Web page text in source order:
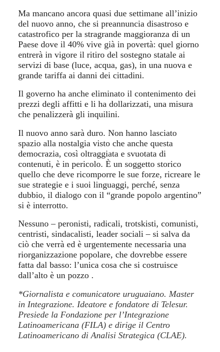
Ma mancano ancora quasi due settimane all’inizio
del nuovo anno, che si preannuncia disastroso e
catastrofico per la stragrande maggioranza di un
Paese dove il 40% vive già in povertà: quel giorno
entrerà in vigore il ritiro del sostegno statale ai
servizi di base (luce, acqua, gas), in una nuova e
grande tariffa ai danni dei cittadini.
Il governo ha anche eliminato il contenimento dei
prezzi degli affitti e li ha dollarizzati, una misura
che penalizzerà gli inquilini.
Il nuovo anno sarà duro. Non hanno lasciato
spazio alla nostalgia visto che anche questa
democrazia, così oltraggiata e svuotata di
contenuti, è in pericolo. È un soggetto storico
quello che deve ricomporre le sue forze, ricreare le
sue strategie e i suoi linguaggi, perché, senza
dubbio, il dialogo con il “grande popolo argentino”
si è interrotto.
Nessuno – peronisti, radicali, trotskisti, comunisti,
centristi, sindacalisti, leader sociali – si salva da
ciò che verrà ed è urgentemente necessaria una
riorganizzazione popolare, che dovrebbe essere
fatta dal basso: l’unica cosa che si costruisce
dall’alto è un pozzo .
*Giornalista e comunicatore uruguaiano. Master
in Integrazione. Ideatore e fondatore di Telesur.
Presiede la Fondazione per l’Integrazione
Latinoamericana (FILA) e dirige il Centro
Latinoamericano di Analisi Strategica (CLAE).